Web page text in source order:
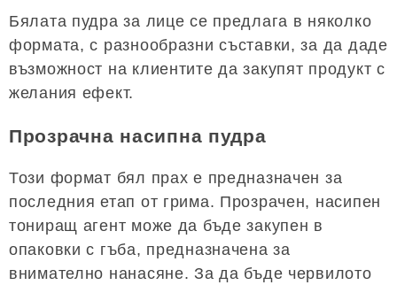
Бялата пудра за лице се предлага в няколко
формата, с разнообразни съставки, за да даде
възможност на клиентите да закупят продукт с
желания ефект.
Прозрачна насипна пудра
Този формат бял прах е предназначен за
последния етап от грима. Прозрачен, насипен
тониращ агент може да бъде закупен в
опаковки с гъба, предназначена за
внимателно нанасяне. За да бъде червилото